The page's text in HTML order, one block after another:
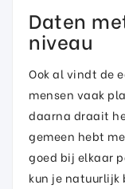
Daten
niveau
Ook al vindt de
mensen vaak
daarna draait
gemeen hebt
goed bij elkaar
kun je natuurlijk